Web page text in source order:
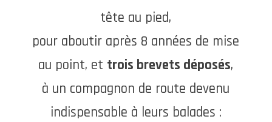
tête au pied,
pour aboutir après 8 années de mise
au point, et trois brevets déposés,
à un compagnon de route devenu
indispensable à leurs balades :